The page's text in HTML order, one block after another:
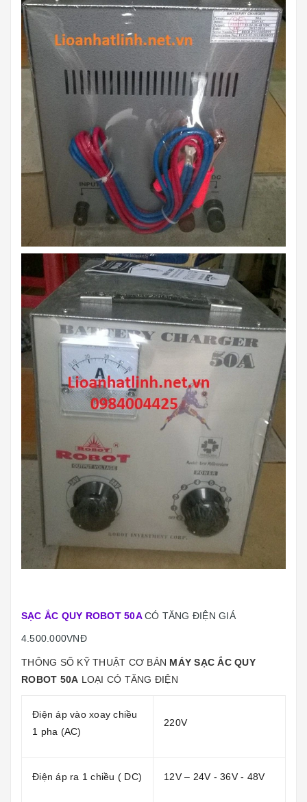
SẠC ẮC QUY ROBOT 50ACÓ TĂNG ĐIỆN GIÁ
4.500.000VNĐ
THÔNG SỐ KỸ THUẬT CƠ BẢN MÁY SẠC ẮC QUY
ROBOT 50A LOẠI CÓ TĂNG ĐIỆN
Điện áp vào xoay chiều
1 pha (AC)
220V
Điện áp ra 1 chiều ( DC) 12V – 24V - 36V - 48V